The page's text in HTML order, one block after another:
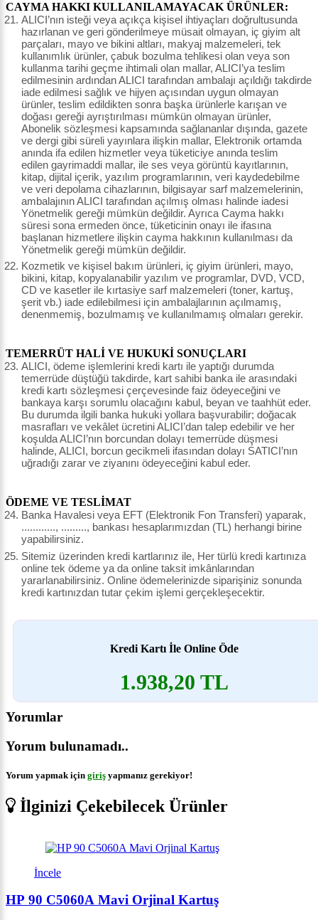
CAYMA HAKKI KULLANILAMAYACAK ÜRÜNLER:
ALICI’nın isteği veya açıkça kişisel ihtiyaçları doğrultusunda
hazırlanan ve geri gönderilmeye müsait olmayan, iç giyim alt
parçaları, mayo ve bikini altları, makyaj malzemeleri, tek
kullanımlık ürünler, çabuk bozulma tehlikesi olan veya son
kullanma tarihi geçme ihtimali olan mallar, ALICI’ya teslim
edilmesinin ardından ALICI tarafından ambalajı açıldığı takdirde
iade edilmesi sağlık ve hijyen açısından uygun olmayan
ürünler, teslim edildikten sonra başka ürünlerle karışan ve
doğası gereği ayrıştırılması mümkün olmayan ürünler,
Abonelik sözleşmesi kapsamında sağlananlar dışında, gazete
ve dergi gibi süreli yayınlara ilişkin mallar, Elektronik ortamda
anında ifa edilen hizmetler veya tüketiciye anında teslim
edilen gayrimaddi mallar, ile ses veya görüntü kayıtlarının,
kitap, dijital içerik, yazılım programlarının, veri kaydedebilme
ve veri depolama cihazlarının, bilgisayar sarf malzemelerinin,
ambalajının ALICI tarafından açılmış olması halinde iadesi
Yönetmelik gereği mümkün değildir. Ayrıca Cayma hakkı
süresi sona ermeden önce, tüketicinin onayı ile ifasına
başlanan hizmetlere ilişkin cayma hakkının kullanılması da
Yönetmelik gereği mümkün değildir.
Kozmetik ve kişisel bakım ürünleri, iç giyim ürünleri, mayo,
bikini, kitap, kopyalanabilir yazılım ve programlar, DVD, VCD,
CD ve kasetler ile kırtasiye sarf malzemeleri (toner, kartuş,
şerit vb.) iade edilebilmesi için ambalajlarının açılmamış,
denenmemiş, bozulmamış ve kullanılmamış olmaları gerekir.
TEMERRÜT HALİ VE HUKUKİ SONUÇLARI
ALICI, ödeme işlemlerini kredi kartı ile yaptığı durumda
temerrüde düştüğü takdirde, kart sahibi banka ile arasındaki
kredi kartı sözleşmesi çerçevesinde faiz ödeyeceğini ve
bankaya karşı sorumlu olacağını kabul, beyan ve taahhüt eder.
Bu durumda ilgili banka hukuki yollara başvurabilir; doğacak
masrafları ve vekâlet ücretini ALICI’dan talep edebilir ve her
koşulda ALICI’nın borcundan dolayı temerrüde düşmesi
halinde, ALICI, borcun gecikmeli ifasından dolayı SATICI’nın
uğradığı zarar ve ziyanını ödeyeceğini kabul eder.
ÖDEME VE TESLİMAT
Banka Havalesi veya EFT (Elektronik Fon Transferi) yaparak,
............, ........., bankası hesaplarımızdan (TL) herhangi birine
yapabilirsiniz.
Sitemiz üzerinden kredi kartlarınız ile, Her türlü kredi kartınıza
online tek ödeme ya da online taksit imkânlarından
yararlanabilirsiniz. Online ödemelerinizde siparişiniz sonunda
kredi kartınızdan tutar çekim işlemi gerçekleşecektir.
Kredi Kartı İle Online Öde
1.938,20 TL
Yorumlar
Yorum bulunamadı..
Yorum yapmak için giriş yapmanız gerekiyor!
İlginizi Çekebilecek Ürünler
İncele
HP 90 C5060A Mavi Orjinal Kartuş